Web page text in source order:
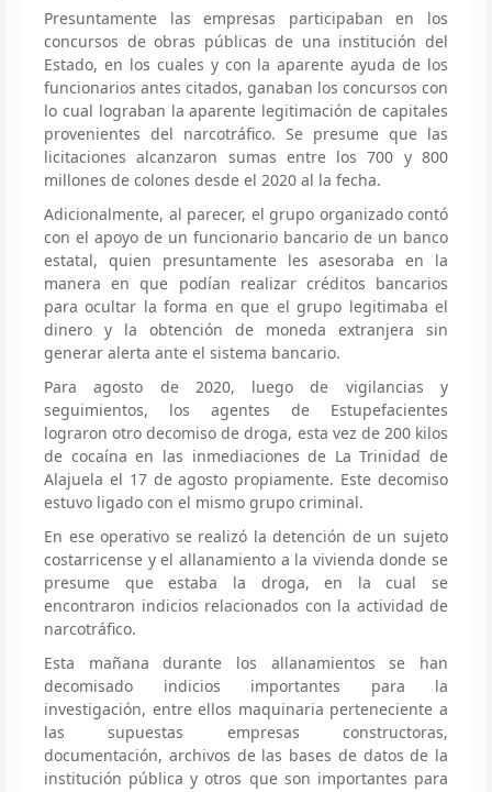
Presuntamente las empresas participaban en los
concursos de obras públicas de una institución del
Estado, en los cuales y con la aparente ayuda de los
funcionarios antes citados, ganaban los concursos con
lo cual lograban la aparente legitimación de capitales
provenientes del narcotráfico. Se presume que las
licitaciones alcanzaron sumas entre los 700 y 800
millones de colones desde el 2020 al la fecha.
Adicionalmente, al parecer, el grupo organizado contó
con el apoyo de un funcionario bancario de un banco
estatal, quien presuntamente les asesoraba en la
manera en que podían realizar créditos bancarios
para ocultar la forma en que el grupo legitimaba el
dinero y la obtención de moneda extranjera sin
generar alerta ante el sistema bancario.
Para agosto de 2020, luego de vigilancias y
seguimientos, los agentes de Estupefacientes
lograron otro decomiso de droga, esta vez de 200 kilos
de cocaína en las inmediaciones de La Trinidad de
Alajuela el 17 de agosto propiamente. Este decomiso
estuvo ligado con el mismo grupo criminal.
En ese operativo se realizó la detención de un sujeto
costarricense y el allanamiento a la vivienda donde se
presume que estaba la droga, en la cual se
encontraron indicios relacionados con la actividad de
narcotráfico.
Esta mañana durante los allanamientos se han
decomisado indicios importantes para la
investigación, entre ellos maquinaria perteneciente a
las supuestas empresas constructoras,
documentación, archivos de las bases de datos de la
institución pública y otros que son importantes para